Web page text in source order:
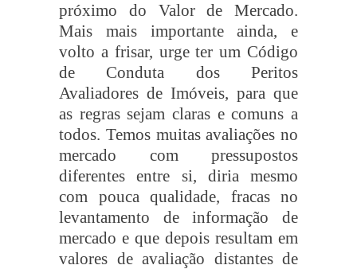
próximo do Valor de Mercado.
Mais mais importante ainda, e
volto a frisar, urge ter um Código
de Conduta dos Peritos
Avaliadores de Imóveis, para que
as regras sejam claras e comuns a
todos. Temos muitas avaliações no
mercado com pressupostos
diferentes entre si, diria mesmo
com pouca qualidade, fracas no
levantamento de informação de
mercado e que depois resultam em
valores de avaliação distantes de